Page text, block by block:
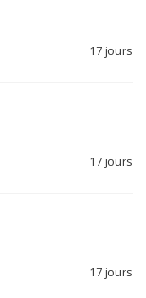
17 jours
17 jours
17 jours